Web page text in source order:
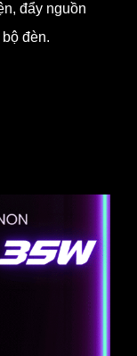
đẩy nguồn
đèn.